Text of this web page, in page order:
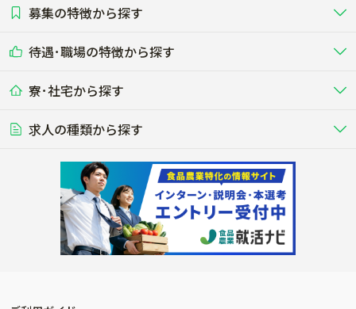
その他（独立・副業など）
酪農
する牧場
養豚
る養豚場
レースで活躍する馬の手入れや子馬
その他畜産
その他動物の畜産業（羊、ウズラな
ど）
畑・圃場で野菜・穀物を生産 ビニールハウスで多様な野菜の生産
稲作
ビニールハウスで観賞用植物の栽
植物工場
環境制御された工場で野菜の生産管
理
農業資材･肥料
農場設備・肥料・飼料の生産・流
農業用の機械・機材の開発・販
流通･商社
農産物・農産品の物流・卸し・輸出
入
製造･加工･販売 福祉
その他業種
木材の植林・伐採・加工、または
漁業･養殖
魚介類の採捕・養殖、または水産加
工場
農場･牧場･現場職
専門職（獣医師･人工授精師･
研究･開発 WEB･IT
その他職種
募集の特徴から探す
未経験歓迎
学歴不問
50代採用実績あり
AT免許OK
内定まで最短1週間 管理者･幹部採用
待遇･職場の特徴から探す
社会保険完備
食事補助あり
年間休日100日以上
経験者優遇 独立支援可能
寮･社宅から探す
単身寮あり
寮･社宅相談可
求人の種類から探す
転職おまかせ求人